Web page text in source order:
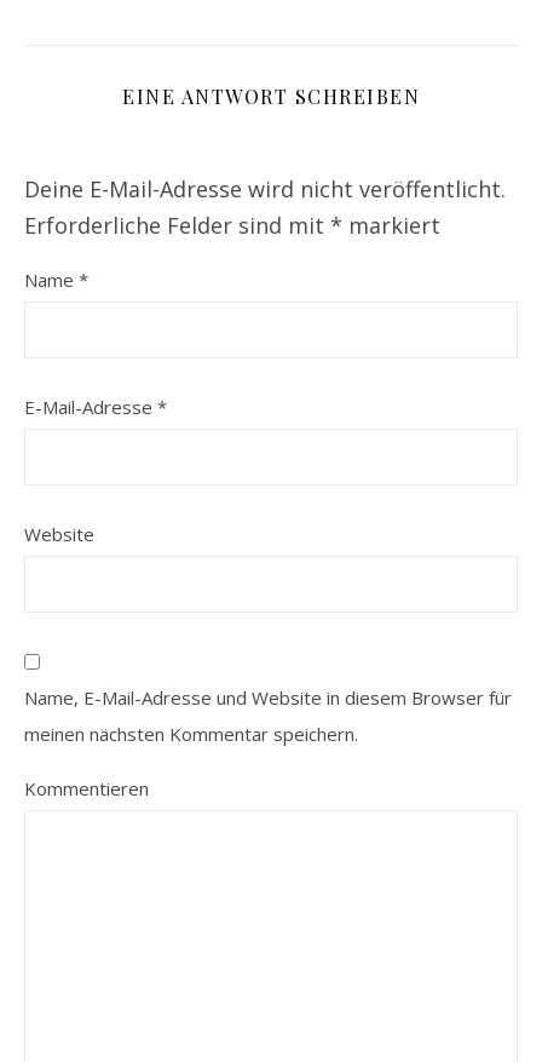
EINE ANTWORT SCHREIBEN
Deine E-Mail-Adresse wird nicht veröffentlicht.
Erforderliche Felder sind mit * markiert
Name *
E-Mail-Adresse *
Website
Name, E-Mail-Adresse und Website in diesem Browser für
meinen nächsten Kommentar speichern.
Kommentieren